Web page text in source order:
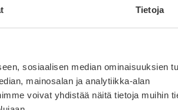
Tietoja
sosiaalisen median ominaisuuksien
mainosalan ja analytiikka-alan
voivat yhdistää näitä tietoja muihin
Varaa reseptilääke
Katso kaikki MIDAZOLAM